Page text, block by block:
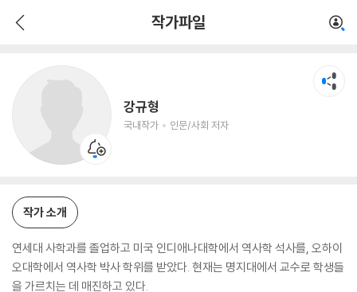
작가파일
강규형
국내작가 인문/사회 저자
인문/사회 저자
작가 소개
연세대 사학과를 졸업하고 미국 인디애나대학에서 역사학 석사를, 오하이
오대학에서 역사학 박사 학위를 받았다. 현재는 명지대에서 교수로 학생들
을 가르치는 데 매진하고 있다.